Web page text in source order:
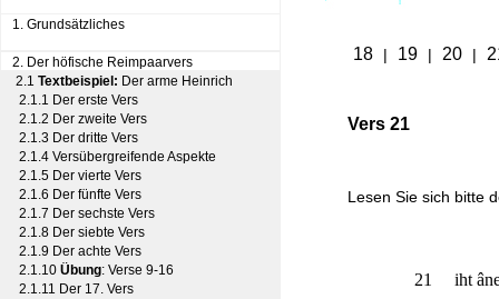
1. Grundsätzliches
2. Der höfische Reimpaarvers
2.1 Textbeispiel: Der arme Heinrich
2.1.1 Der erste Vers
2.1.2 Der zweite Vers
2.1.3 Der dritte Vers
2.1.4 Versübergreifende Aspekte
2.1.5 Der vierte Vers
2.1.6 Der fünfte Vers
2.1.7 Der sechste Vers
2.1.8 Der siebte Vers
2.1.9 Der achte Vers
2.1.10 Übung: Verse 9-16
2.1.11 Der 17. Vers
18 | 19 | 20 |
Vers 21
Lesen Sie sich bitte
21     iht